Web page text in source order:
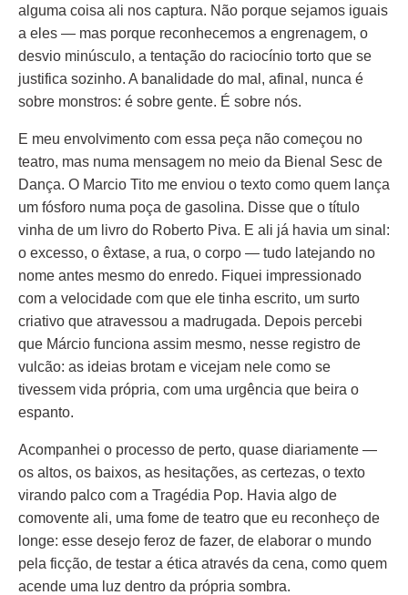
alguma coisa ali nos captura. Não porque sejamos iguais
a eles — mas porque reconhecemos a engrenagem, o
desvio minúsculo, a tentação do raciocínio torto que se
justifica sozinho. A banalidade do mal, afinal, nunca é
sobre monstros: é sobre gente. É sobre nós.
E meu envolvimento com essa peça não começou no
teatro, mas numa mensagem no meio da Bienal Sesc de
Dança. O Marcio Tito me enviou o texto como quem lança
um fósforo numa poça de gasolina. Disse que o título
vinha de um livro do Roberto Piva. E ali já havia um sinal:
o excesso, o êxtase, a rua, o corpo — tudo latejando no
nome antes mesmo do enredo. Fiquei impressionado
com a velocidade com que ele tinha escrito, um surto
criativo que atravessou a madrugada. Depois percebi
que Márcio funciona assim mesmo, nesse registro de
vulcão: as ideias brotam e vicejam nele como se
tivessem vida própria, com uma urgência que beira o
espanto.
Acompanhei o processo de perto, quase diariamente —
os altos, os baixos, as hesitações, as certezas, o texto
virando palco com a Tragédia Pop. Havia algo de
comovente ali, uma fome de teatro que eu reconheço de
longe: esse desejo feroz de fazer, de elaborar o mundo
pela ficção, de testar a ética através da cena, como quem
acende uma luz dentro da própria sombra.